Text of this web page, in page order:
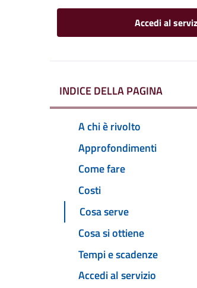
Accedi al
INDICE DELLA PAGINA
A chi è rivolto
Approfondimenti
Come fare
Costi
Cosa serve
Cosa si ottiene
Tempi e scadenze
Accedi al servizio